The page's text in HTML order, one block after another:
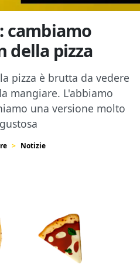
cambiamo
della pizza
pizza è brutta da vedere
mangiare. L'abbiamo
una versione molto
Notizie